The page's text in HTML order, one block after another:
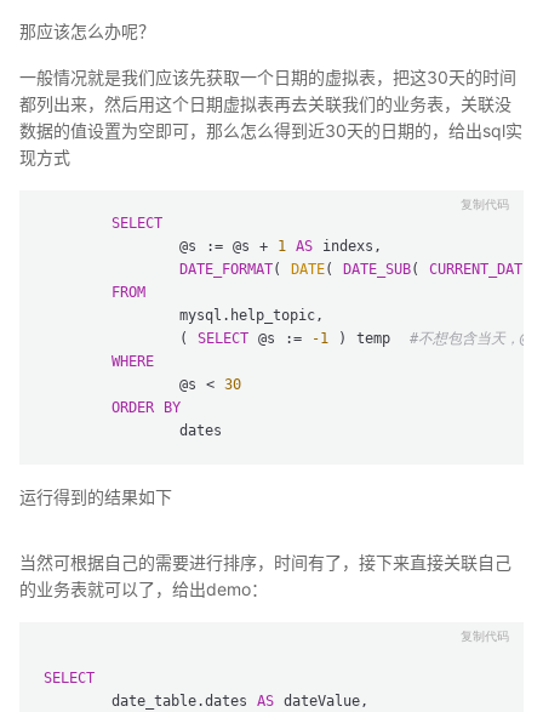
那应该怎么办呢？
一般情况就是我们应该先获取一个日期的虚拟表，把这30天的时间
都列出来，然后用这个日期虚拟表再去关联我们的业务表，关联没
数据的值设置为空即可，那么怎么得到近30天的日期的，给出sql实
现方式
SELECT
		@s := @s +
1 AS indexs,
DATE_FORMAT( DATE( DATE_SUB( CURRENT_DATE
FROM
		(
SELECT @s := -1 ) temp #不想包含当天，
WHERE
		@s <
30
ORDER
BY
运行得到的结果如下
当然可根据自己的需要进行排序，时间有了，接下来直接关联自己
的业务表就可以了，给出demo：
SELECT
	date_table.dates
AS dateValue,